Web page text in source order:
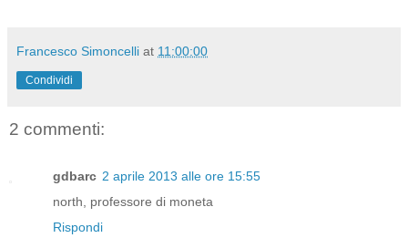
Francesco Simoncelli at 11:00:00
Condividi
2 commenti:
gdbarc 2 aprile 2013 alle ore 15:55
north, professore di moneta
Rispondi